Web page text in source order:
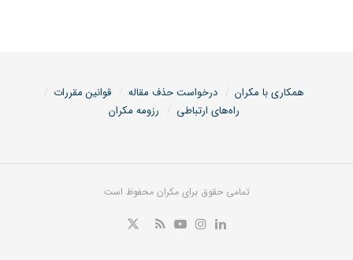
همکاری با مکران درخواست حذف مقاله
قوانین مقررات
راه‌های ارتباطی
رزومه مکران
تمامی حقوق برای مکران محفوظ است